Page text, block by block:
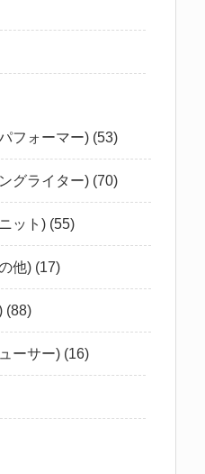
フォーマー) (53)
グライター) (70)
ット) (55)
他) (17)
(88)
ーサー) (16)